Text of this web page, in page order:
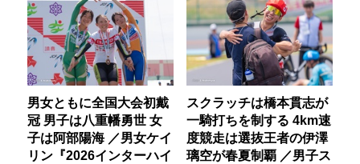
男女ともに全国大会初戴
冠 男子は八重幡勇世 女
子は阿部陽海 ／男女ケイ
リン『2026インターハイ
スクラッチは橋本貫志が
一騎打ちを制する 4km速
度競走は選抜王者の伊澤
璃空が春夏制覇 ／男子ス